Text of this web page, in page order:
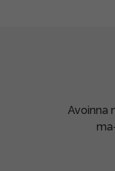
Avoinna